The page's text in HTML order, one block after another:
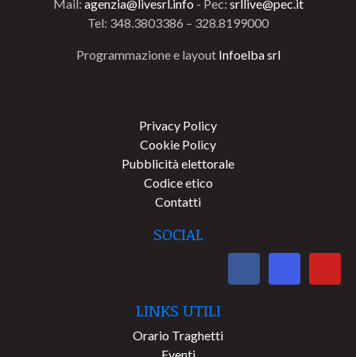
Mail: agenzia@livesrl.info - Pec: srllive@pec.it
Tel: 348.3803386 – 328.8199000
Programmazione e layout Infoelba srl
Privacy Policy
Cookie Policy
Pubblicità elettorale
Codice etico
Contatti
SOCIAL
LINKS UTILI
Orario Traghetti